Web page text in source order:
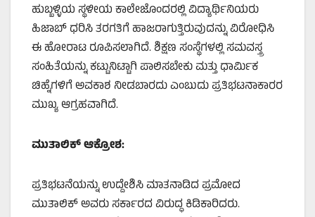
ಹುಬ್ಬಳ್ಳಿಯ ಸ್ಥಳೀಯ ಕಾಲೇಜೊಂದರಲ್ಲಿ ವಿದ್ಯಾರ್ಥಿನಿಯರು
ಹಿಜಾಬ್ ಧರಿಸಿ ತರಗತಿಗೆ ಹಾಜರಾಗುತ್ತಿರುವುದನ್ನು ವಿರೋಧಿಸಿ
ಈ ಹೋರಾಟ ರೂಪಿಸಲಾಗಿದೆ. ಶಿಕ್ಷಣ ಸಂಸ್ಥೆಗಳಲ್ಲಿ ಸಮವಸ್ತ್ರ
ಸಂಹಿತೆಯನ್ನು ಕಟ್ಟುನಿಟ್ಟಾಗಿ ಪಾಲಿಸಬೇಕು ಮತ್ತು ಧಾರ್ಮಿಕ
ಚಿಹ್ನೆಗಳಿಗೆ ಅವಕಾಶ ನೀಡಬಾರದು ಎಂಬುದು ಪ್ರತಿಭಟನಾಕಾರರ
ಮುಖ್ಯ ಆಗ್ರಹವಾಗಿದೆ.
ಮುತಾಲಿಕ್ ಆಕ್ರೋಶ:
ಪ್ರತಿಭಟನೆಯನ್ನು ಉದ್ದೇಶಿಸಿ ಮಾತನಾಡಿದ ಪ್ರಮೋದ
ಮುತಾಲಿಕ್ ಅವರು ಸರ್ಕಾರದ ವಿರುದ್ಧ ಕಿಡಿಕಾರಿದರು.